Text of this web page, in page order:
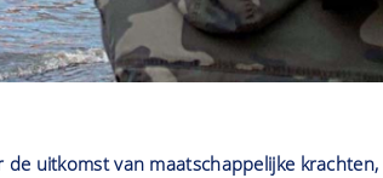
uitkomst van maatschappelijke krachten,